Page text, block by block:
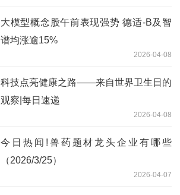
大模型概念股午前表现强势 德适-B及智
谱均涨逾15%
2026-04-08
科技点亮健康之路——来自世界卫生日的
观察|每日速递
2026-04-08
今日热闻!兽药题材龙头企业有哪些
（2026/3/25）
2026-04-07